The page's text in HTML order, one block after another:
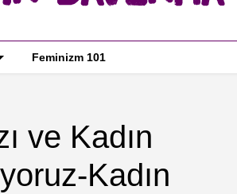
Feminizm 101
ve Kadın
Kadın